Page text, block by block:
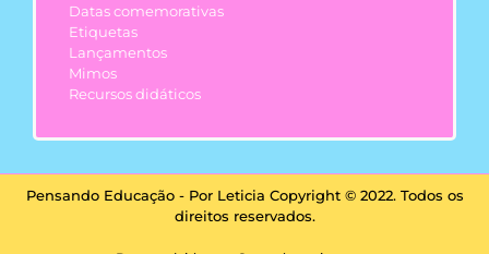
Datas comemorativas
Etiquetas
Lançamentos
Mimos
Recursos didáticos
Pensando Educação - Por Leticia Copyright © 2022. Todos os
direitos reservados.